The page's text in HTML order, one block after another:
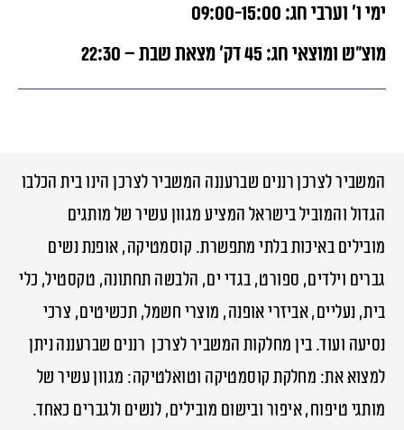
ימי ו’ וערבי חג: 09:00-15:00
מוצ”ש ומוצאי חג: 45 דק’ מצאת שבת – 22:30
המשביר לצרכן רננים שברעננה המשביר לצרכן הינו בית הכלבו
הגדול והמוביל בישראל המציע מגוון עשיר של מותגים
מובילים באיכות בלתי מתפשרת. קוסמטיקה, אופנת נשים
גברים וילדים, ספורט, בגדי ים, הלבשה תחתונה, טקסטיל, כלי
בית, נעליים, אביזרי אופנה, מוצרי חשמל, תכשיטים, צרכי
נסיעה ועוד. בין מחלקות המשביר לצרכן רננים שברעננה ניתן
למצוא את: מחלקת קוסמטיקה וטואלטיקה: מגוון עשיר של
מותגי טיפוח, איפור ובישום מובילים, לנשים ולגברים כאחד.